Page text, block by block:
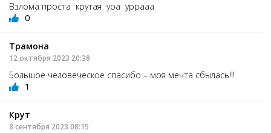
Взлома проста крутая ура уррааа
0
Трамона
12 октября 2023 20:38
Большое человеческое спасибо – моя мечта сбылась!!!
1
Крут
8 сентября 2023 08:15